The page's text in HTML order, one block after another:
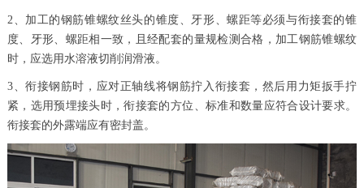
2、加工的钢筋锥螺纹丝头的锥度、牙形、螺距等必须与衔接套的锥
度、牙形、螺距相一致，且经配套的量规检测合格，加工钢筋锥螺纹
时，应选用水溶液切削润滑液。
3、衔接钢筋时，应对正轴线将钢筋拧入衔接套，然后用力矩扳手拧
紧，选用预埋接头时，衔接套的方位、标准和数量应符合设计要求。
衔接套的外露端应有密封盖。